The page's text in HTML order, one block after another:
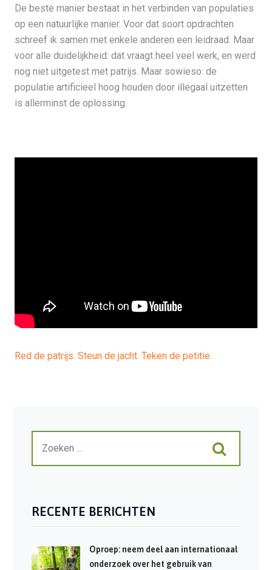
De beste manier bestaat in het verbinden van populaties
op een natuurlijke manier. Voor dat soort opdrachten
schreef ik samen met enkele anderen een leidraad. Maar
voor alle duidelijkheid: dat vraagt heel veel werk, en werd
nog niet uitgetest met patrijs. Maar sowieso: de
populatie artificieel hoog houden door illegaal uitzetten
is allerminst de oplossing.
Red de patrijs. Steun de jacht. Teken de petitie.
RECENTE BERICHTEN
Oproep: neem deel aan internationaal
onderzoek over het gebruik van